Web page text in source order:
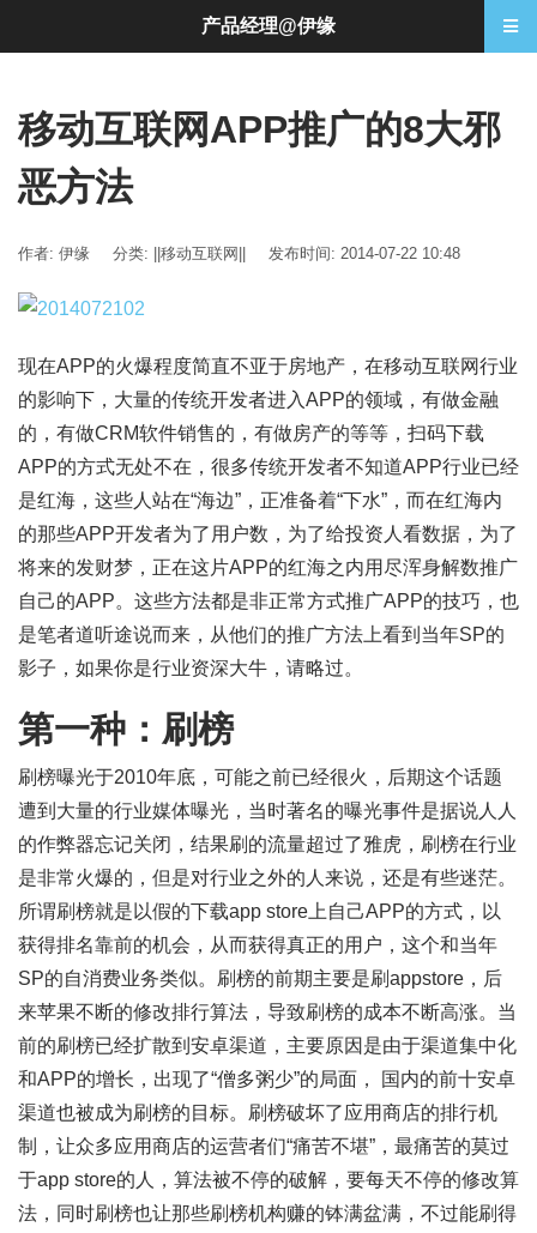
移动互联网APP推广的8大邪
恶方法
作者: 伊缘 分类: ||移动互联网|| 发布时间: 2014-07-22 10:48
现在APP的火爆程度简直不亚于房地产，在移动互联网行业
的影响下，大量的传统开发者进入APP的领域，有做金融
的，有做CRM软件销售的，有做房产的等等，扫码下载
APP的方式无处不在，很多传统开发者不知道APP行业已经
是红海，这些人站在“海边”，正准备着“下水”，而在红海内
的那些APP开发者为了用户数，为了给投资人看数据，为了
将来的发财梦，正在这片APP的红海之内用尽浑身解数推广
自己的APP。这些方法都是非正常方式推广APP的技巧，也
是笔者道听途说而来，从他们的推广方法上看到当年SP的
影子，如果你是行业资深大牛，请略过。
第一种：刷榜
刷榜曝光于2010年底，可能之前已经很火，后期这个话题
遭到大量的行业媒体曝光，当时著名的曝光事件是据说人人
的作弊器忘记关闭，结果刷的流量超过了雅虎，刷榜在行业
是非常火爆的，但是对行业之外的人来说，还是有些迷茫。
所谓刷榜就是以假的下载app store上自己APP的方式，以
获得排名靠前的机会，从而获得真正的用户，这个和当年
SP的自消费业务类似。刷榜的前期主要是刷appstore，后
来苹果不断的修改排行算法，导致刷榜的成本不断高涨。当
前的刷榜已经扩散到安卓渠道，主要原因是由于渠道集中化
和APP的增长，出现了“僧多粥少”的局面， 国内的前十安卓
渠道也被成为刷榜的目标。刷榜破坏了应用商店的排行机
制，让众多应用商店的运营者们“痛苦不堪”，最痛苦的莫过
于app store的人，算法被不停的破解，要每天不停的修改算
法，同时刷榜也让那些刷榜机构赚的钵满盆满，不过能刷得
产品经理@伊缘